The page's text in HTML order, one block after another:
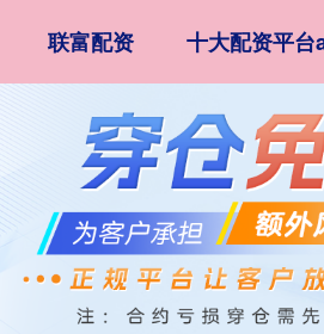
联富配资 十大配资平台